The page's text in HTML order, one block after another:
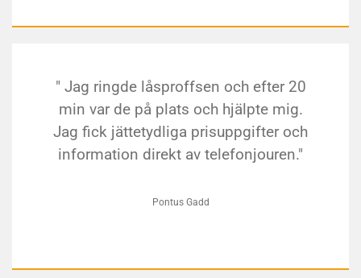
" Jag ringde låsproffsen och efter 20
min var de på plats och hjälpte mig.
Jag fick jättetydliga prisuppgifter och
information direkt av telefonjouren."
Pontus Gadd